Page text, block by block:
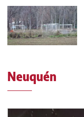
Neuquén